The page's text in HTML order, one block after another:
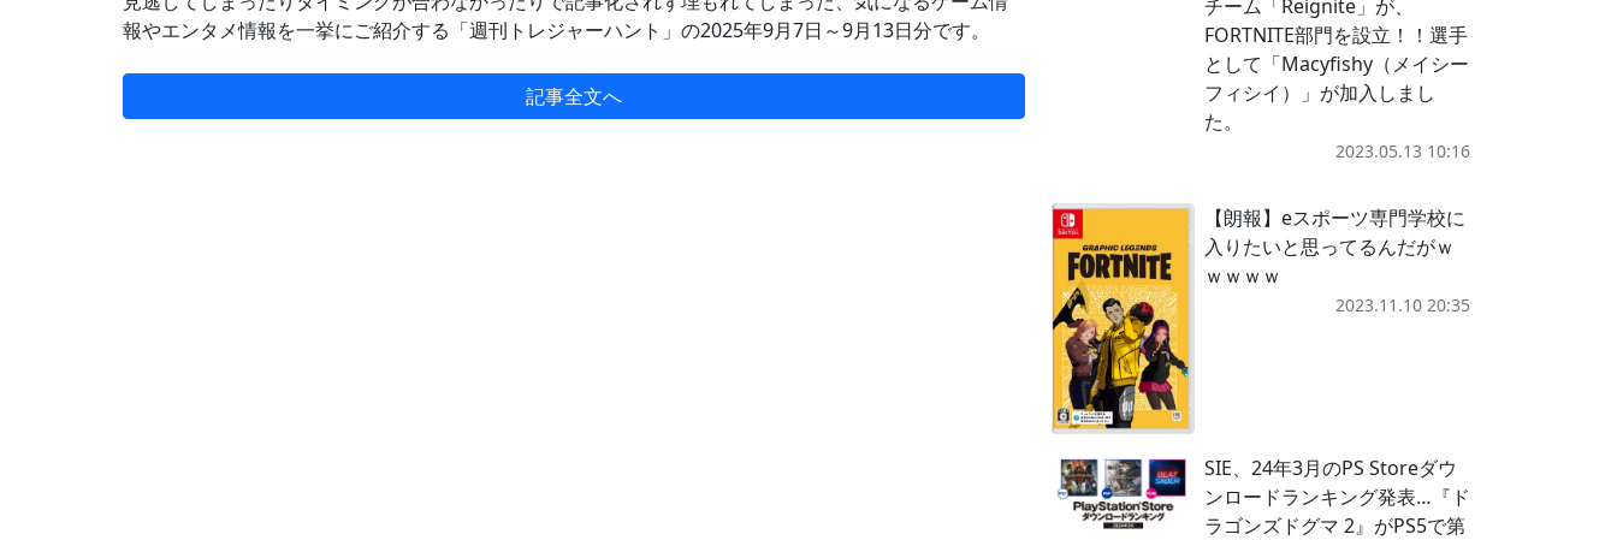
報やエンタメ情報を一挙にご紹介する「週刊トレジャーハント」の2025年9月7日～9月13日分です。
記事全文へ
チーム「Reignite」が、
FORTNITE部門を設立！！選手
として「Macyfishy（メイシー
フィシイ）」が加入しまし
た。
2023.05.13 10:16
【朗報】eスポーツ専門学校に
入りたいと思ってるんだがｗ
ｗｗｗｗ
2023.11.10 20:35
SIE、24年3月のPS Storeダウ
ンロードランキング発表…『ド
ラゴンズドグマ 2』がPS5で第